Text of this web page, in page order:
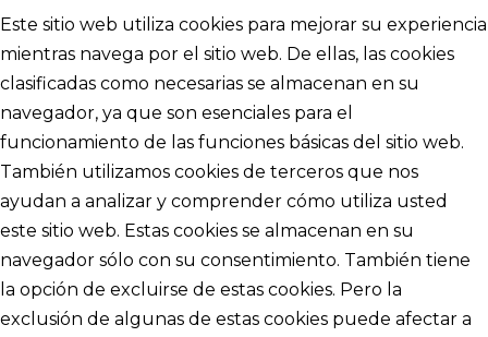
Este sitio web utiliza cookies para mejorar su experiencia
mientras navega por el sitio web. De ellas, las cookies
clasificadas como necesarias se almacenan en su
navegador, ya que son esenciales para el
funcionamiento de las funciones básicas del sitio web.
También utilizamos cookies de terceros que nos
ayudan a analizar y comprender cómo utiliza usted
este sitio web. Estas cookies se almacenan en su
navegador sólo con su consentimiento. También tiene
la opción de excluirse de estas cookies. Pero la
exclusión de algunas de estas cookies puede afectar a